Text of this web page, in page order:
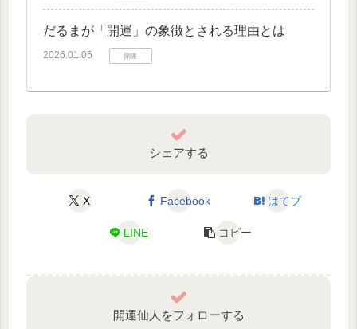
だるまが「開運」の象徴とされる理由とは
2026.01.05 開運
シェアする
X Facebook はてブ
LINE コピー
開運仙人をフォローする